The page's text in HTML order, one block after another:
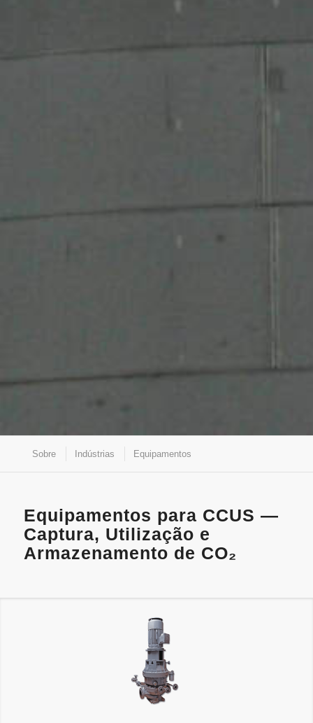
Sobre Indústrias Equipamentos
Equipamentos para CCUS —
Captura, Utilização e
Armazenamento de CO₂